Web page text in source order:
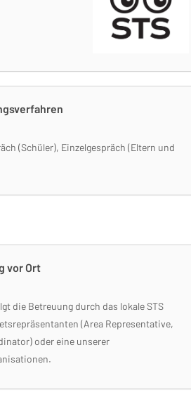
(Schüler), Einzelgespräch (Eltern und
vor Ort
die Betreuung durch das lokale STS
(Area Representative,
oder eine unserer